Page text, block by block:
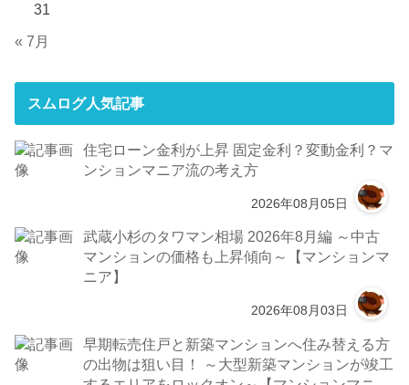
31
« 7月
スムログ人気記事
住宅ローン金利が上昇 固定金利？変動金利？マ
ンションマニア流の考え方
2026年08月05日
武蔵小杉のタワマン相場 2026年8月編 ～中古
マンションの価格も上昇傾向～【マンションマ
ニア】
2026年08月03日
早期転売住戸と新築マンションへ住み替える方
の出物は狙い目！ ～大型新築マンションが竣工